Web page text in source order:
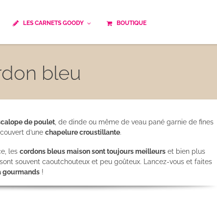
Robots multifonctions
Healthy
LES CARNETS GOODY BOUTIQUE
bleu
de poulet , de dinde ou même de veau pané garnie de fines
d’une chapelure croustillante.
les cordons bleus maison sont toujours meilleurs et bien plus
sont souvent caoutchouteux et peu goûteux. Lancez-vous et faites
gourmands !